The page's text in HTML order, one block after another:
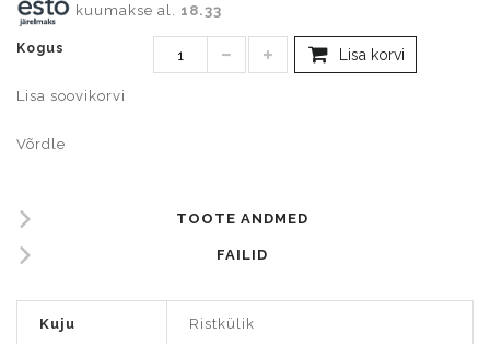
kuumakse al. 18.33
Kogus Lisa korvi
Lisa soovikorvi
Võrdle
TOOTE ANDMED
FAILID
Kuju Ristkülik